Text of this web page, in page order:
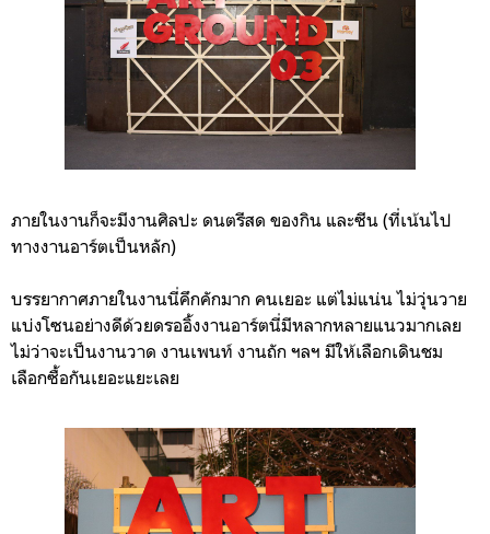
ภายในงานก็จะมีงานศิลปะ ดนตรีสด ของกิน และซีน (ที่เน้นไป
ทางงานอาร์ตเป็นหลัก)
บรรยากาศภายในงานนี่คึกคักมาก คนเยอะ แต่ไม่แน่น ไม่วุ่นวาย
แบ่งโซนอย่างดีด้วยดรออิ้งงานอาร์ตนี่มีหลากหลายแนวมากเลย
ไม่ว่าจะเป็นงานวาด งานเพนท์ งานถัก ฯลฯ มีให้เลือกเดินชม
เลือกซื้อกันเยอะแยะเลย